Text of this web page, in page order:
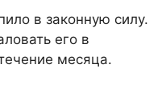
в законную силу.
его в
месяца.